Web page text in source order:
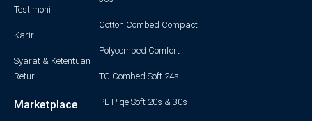
Testimoni
Karir
Syarat & Ketentuan
Retur
Marketplace
Cotton Combed Compact
Polycombed Comfort
TC Combed Soft 24s
PE Piqe Soft 20s & 30s